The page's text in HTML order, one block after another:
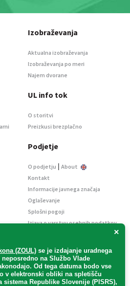
×
(ZOUL) se je izdajanje uradnega
neposredno na Službo Vlade
. Od tega datuma bodo vse
v elektronski obliki na spletišču
sistema Republike Slovenije (PISRS),
Izobraževanja
Aktualna izobraževanja
Izobraževanja po meri
Najem dvorane
UL info tok
O storitvi
Preizkusi brezplačno
Podjetje
O podjetju | About
Kontakt
Informacije javnega značaja
Oglaševanje
Splošni pogoji
Izjava o varstvu osebnih podatkov